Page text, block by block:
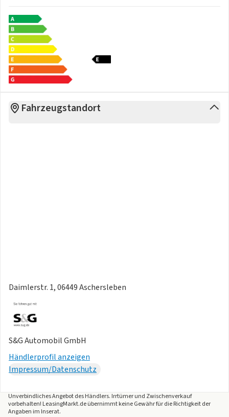
Fahrzeugstandort
Daimlerstr. 1, 06449 Aschersleben
S&G Automobil GmbH
Händlerprofil anzeigen
Impressum/Datenschutz
Unverbindliches Angebot desHändlers. Irrtümer und Zwischenverkauf
vorbehalten! LeasingMarkt.de übernimmt keine Gewähr für die Richtigkeit der
Angaben im Inserat.